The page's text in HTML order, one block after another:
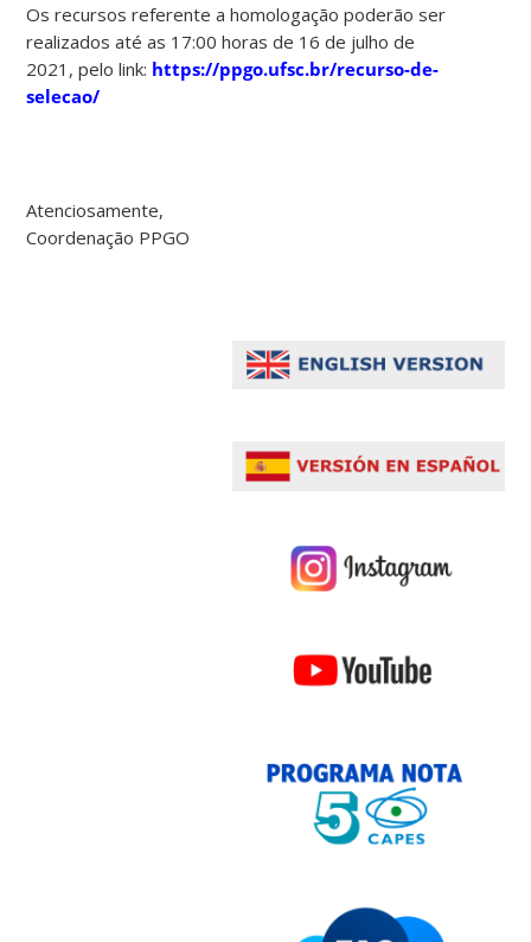
Os recursos referente a homologação poderão ser
realizados até as 17:00 horas de 16 de julho de
2021, pelo link: https://ppgo.ufsc.br/recurso-de-
selecao/
Atenciosamente,
Coordenação PPGO